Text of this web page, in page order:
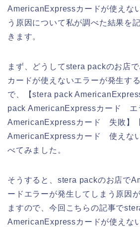
AmericanExpressカードが使えな
う原因について私が調べた結果を
きます。
まず、どうしてstera packのお店
カードが使えないエラーが発生す
で、【stera pack
pack AmericanExpressカード エ
AmericanExpressカード 失敗】
AmericanExpressカード 使えな
べてみました。
そうすると、stera packのお店で
ードエラーが発生してしまう原因
ますので、今回こちらの記事で
AmericanExpressカードが使えな